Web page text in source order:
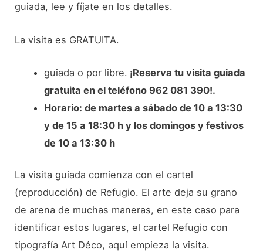
guiada, lee y fíjate en los detalles.
La visita es GRATUITA.
guiada o por libre. ¡Reserva tu visita guiada
gratuita en el teléfono 962 081 390!.
Horario: de martes a sábado de 10 a 13:30
y de 15 a 18:30 h y los domingos y festivos
de 10 a 13:30 h
La visita guiada comienza con el cartel
(reproducción) de Refugio. El arte deja su grano
de arena de muchas maneras, en este caso para
identificar estos lugares, el cartel Refugio con
tipografía Art Déco, aquí empieza la visita.